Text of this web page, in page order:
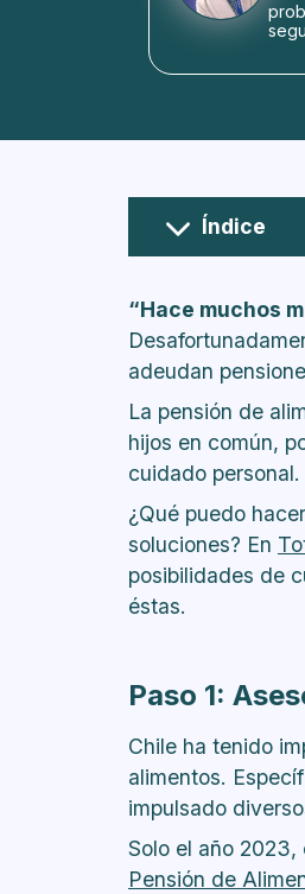
Índice
Paso 1:
“Hace muchos
adeudan
La pensión de
hijos en común,
cuidado personal.
¿Qué puedo
soluciones? En
posibilidades de
éstas.
Paso 1:
Chile ha tenido
alimentos.
impulsado
Solo el año
Pensión de